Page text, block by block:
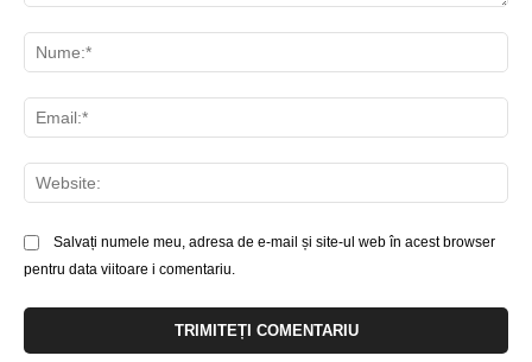
Salvați numele meu, adresa de e-mail și site-ul web în acest browser
pentru data viitoare i comentariu.